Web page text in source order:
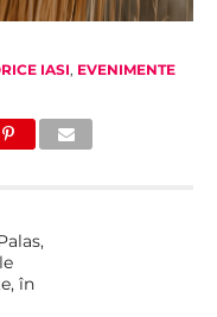
IASI, EVENIMENTE
în